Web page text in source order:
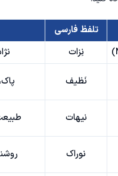
تلفظ فارسی
نِزات
نَظیف
نیهات
نوراک